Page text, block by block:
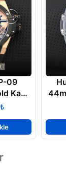
09
Kasa
₺